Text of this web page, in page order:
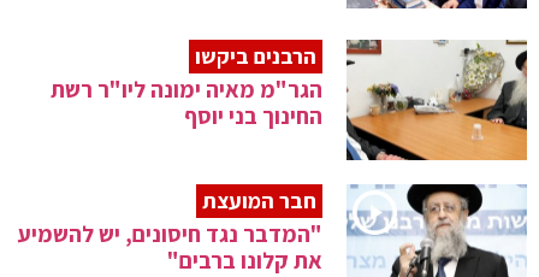
הרבנים ביקשו
הגר"מ מאיה ימונה ליו"ר רשת
החינוך בני יוסף
חבר המועצת
"המדבר נגד חיסונים, יש להשמיע
את קלונו ברבים"